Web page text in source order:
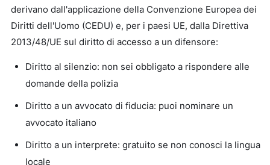
derivano dall'applicazione della Convenzione Europea dei
Diritti dell'Uomo (CEDU) e, per i paesi UE, dalla Direttiva
2013/48/UE sul diritto di accesso a un difensore:
Diritto al silenzio: non sei obbligato a rispondere alle
domande della polizia
Diritto a un avvocato di fiducia: puoi nominare un
avvocato italiano
Diritto a un interprete: gratuito se non conosci la lingua
locale